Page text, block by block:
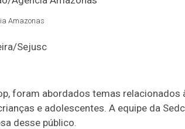
Amazonas
Sejusc
foram abordados temas
e adolescentes. A equipe da
desse público.